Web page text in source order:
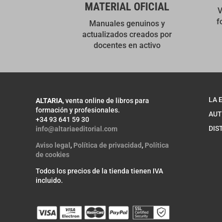
MATERIAL OFICIAL
Manuales genuinos y
actualizados creados por
docentes en activo
ALTARIA, venta online de libros para
formación y profesionales.
+34 93 641 59 30
info@altariaeditorial.com
Aviso legal, Política de privacidad, Política
de cookies
Todos los precios de la tienda tienen IVA
incluido.
LA